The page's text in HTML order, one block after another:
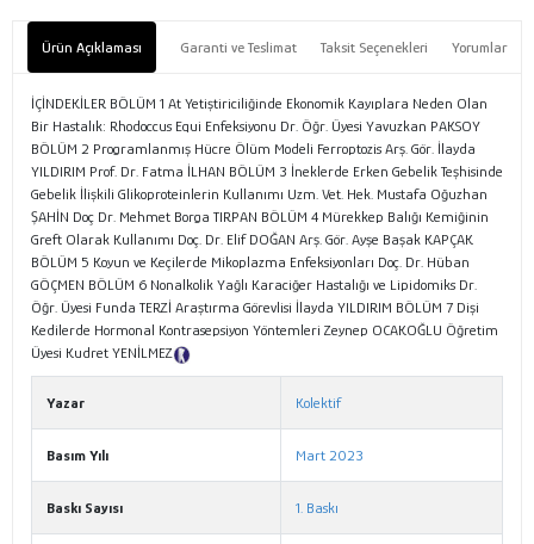
Ürün Açıklaması Garanti ve Teslimat Taksit Seçenekleri Yorumlar
İÇİNDEKİLER BÖLÜM 1 At Yetiştiriciliğinde Ekonomik Kayıplara Neden Olan
Bir Hastalık: Rhodoccus Equi Enfeksiyonu Dr. Öğr. Üyesi Yavuzkan PAKSOY
BÖLÜM 2 Programlanmış Hücre Ölüm Modeli Ferroptozis Arş. Gör. İlayda
YILDIRIM Prof. Dr. Fatma İLHAN BÖLÜM 3 İneklerde Erken Gebelik Teşhisinde
Gebelik İlişkili Glikoproteinlerin Kullanımı Uzm. Vet. Hek. Mustafa Oğuzhan
ŞAHİN Doç Dr. Mehmet Borga TIRPAN BÖLÜM 4 Mürekkep Balığı Kemiğinin
Greft Olarak Kullanımı Doç. Dr. Elif DOĞAN Arş. Gör. Ayşe Başak KAPÇAK
BÖLÜM 5 Koyun ve Keçilerde Mikoplazma Enfeksiyonları Doç. Dr. Hüban
GÖÇMEN BÖLÜM 6 Nonalkolik Yağlı Karaciğer Hastalığı ve Lipidomiks Dr.
Öğr. Üyesi Funda TERZİ Araştırma Görevlisi İlayda YILDIRIM BÖLÜM 7 Dişi
Kedilerde Hormonal Kontrasepsiyon Yöntemleri Zeynep OCAKOĞLU Öğretim
Üyesi Kudret YENİLMEZ
Yazar Kolektif
Basım Yılı Mart 2023
Baskı Sayısı 1. Baskı